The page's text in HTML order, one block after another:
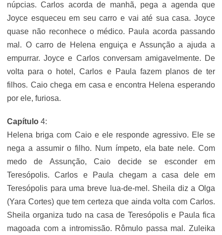
núpcias. Carlos acorda de manhã, pega a agenda que
Joyce esqueceu em seu carro e vai até sua casa. Joyce
quase não reconhece o médico. Paula acorda passando
mal. O carro de Helena enguiça e Assunção a ajuda a
empurrar. Joyce e Carlos conversam amigavelmente. De
volta para o hotel, Carlos e Paula fazem planos de ter
filhos. Caio chega em casa e encontra Helena esperando
por ele, furiosa.
Capítulo 4:
Helena briga com Caio e ele responde agressivo. Ele se
nega a assumir o filho. Num ímpeto, ela bate nele. Com
medo de Assunção, Caio decide se esconder em
Teresópolis. Carlos e Paula chegam a casa dele em
Teresópolis para uma breve lua-de-mel. Sheila diz a Olga
(Yara Cortes) que tem certeza que ainda volta com Carlos.
Sheila organiza tudo na casa de Teresópolis e Paula fica
magoada com a intromissão. Rômulo passa mal. Zuleika